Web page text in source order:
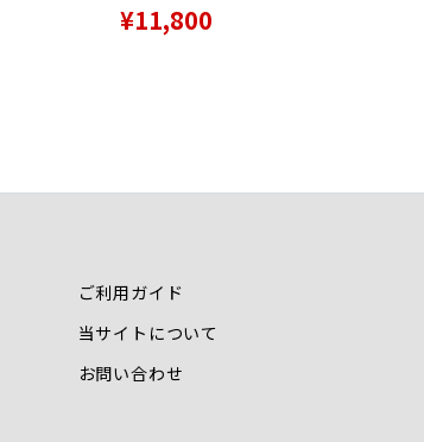
¥11,800
ご利用ガイド
当サイトについて
お問い合わせ